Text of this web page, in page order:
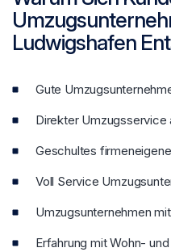
Ludwigshafen
Gute
Direkter Umzugsservice
Geschultes
Voll Service
Umzugsunternehmen
Erfahrung mit Wohn-